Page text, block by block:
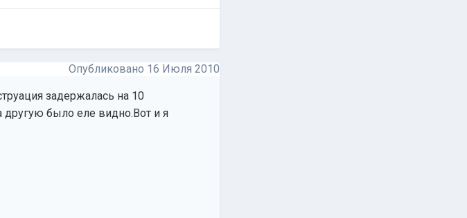
Опубликовано 16 Июля 2010
задержалась на 10
другую было еле видно.Вот и я